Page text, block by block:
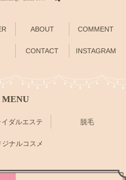
ABOUT COMMENT
CONTACT INSTAGRAM
MENU
イダルエステ 脱毛
ジナルコスメ